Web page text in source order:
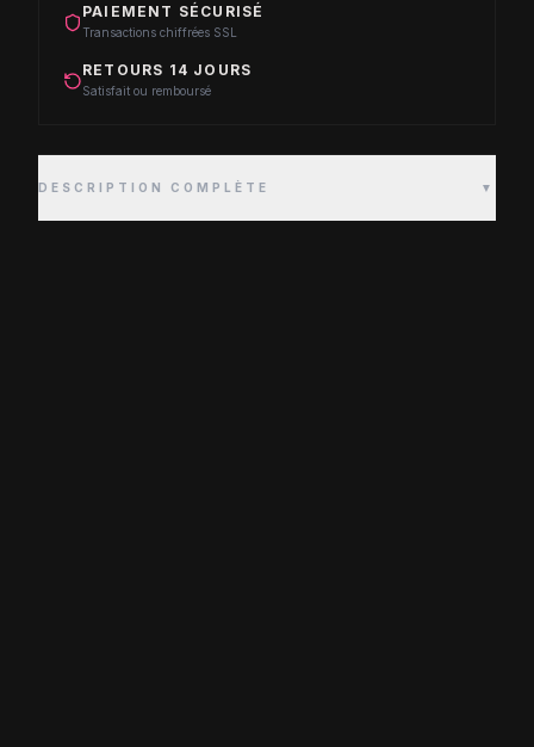
PAIEMENT SÉCURISÉ
Transactions chiffrées SSL
RETOURS 14 JOURS
Satisfait ou remboursé
DESCRIPTION COMPLÈTE ▼